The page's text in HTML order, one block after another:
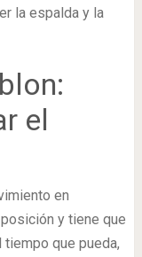
la espalda y la
el
en
y tiene que
que pueda,